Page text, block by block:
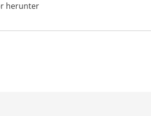
herunter